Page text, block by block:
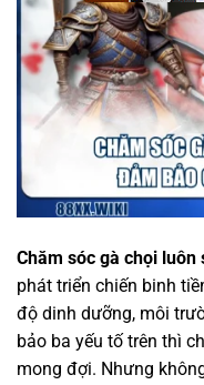
Chăm sóc gà chọi luôn
phát triển chiến binh
độ dinh dưỡng, môi
bảo ba yếu tố trên thì
mong đợi. Nhưng